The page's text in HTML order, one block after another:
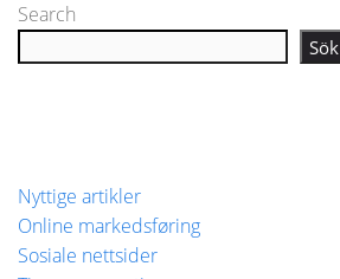
Search
Sök
Nyttige artikler
Online markedsføring
Sosiale nettsider